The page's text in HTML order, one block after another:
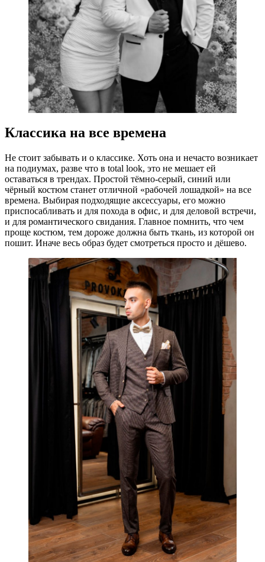
Классика на все времена
Не стоит забывать и о классике. Хоть она и нечасто возникает
на подиумах, разве что в total look, это не мешает ей
оставаться в трендах. Простой тёмно-серый, синий или
чёрный костюм станет отличной «рабочей лошадкой» на все
времена. Выбирая подходящие аксессуары, его можно
приспосабливать и для похода в офис, и для деловой встречи,
и для романтического свидания. Главное помнить, что чем
проще костюм, тем дороже должна быть ткань, из которой он
пошит. Иначе весь образ будет смотреться просто и дёшево.